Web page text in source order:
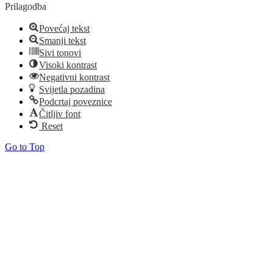
Prilagodba
Povećaj tekst
Smanji tekst
Sivi tonovi
Visoki kontrast
Negativni kontrast
Svijetla pozadina
Podcrtaj poveznice
Čitljiv font
Reset
Go to Top